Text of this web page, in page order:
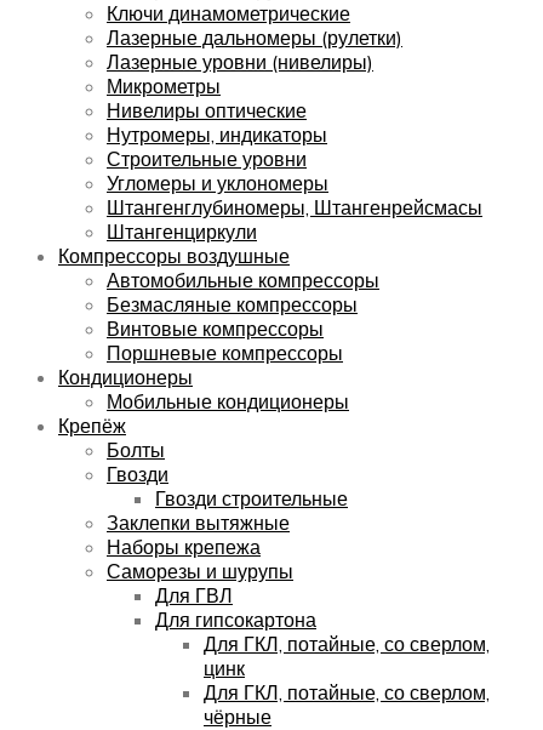
Ключи динамометрические
Лазерные дальномеры (рулетки)
Лазерные уровни (нивелиры)
Микрометры
Нивелиры оптические
Нутромеры, индикаторы
Строительные уровни
Угломеры и уклономеры
Штангенглубиномеры, Штангенрейсмасы
Штангенциркули
Компрессоры воздушные
Автомобильные компрессоры
Безмасляные компрессоры
Винтовые компрессоры
Поршневые компрессоры
Кондиционеры
Мобильные кондиционеры
Крепёж
Болты
Гвозди
Гвозди строительные
Заклепки вытяжные
Наборы крепежа
Саморезы и шурупы
Для ГВЛ
Для гипсокартона
Для ГКЛ, потайные, со сверлом,
цинк
Для ГКЛ, потайные, со сверлом,
чёрные